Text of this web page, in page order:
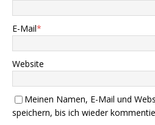
E-Mail*
Website
Meinen Namen, E-Mail und
speichern, bis ich wieder